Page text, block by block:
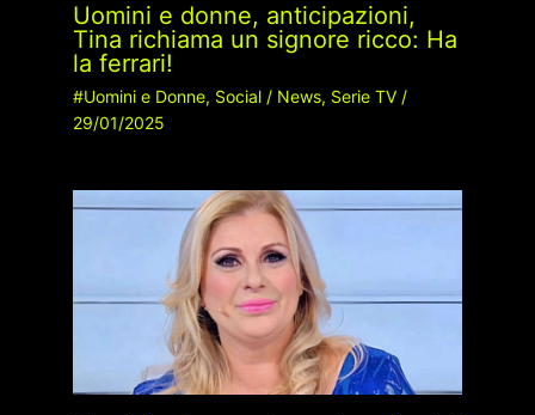
Uomini e donne, anticipazioni,
Tina richiama un signore ricco: Ha
la ferrari!
#Uomini e Donne, Social/ News, Serie TV/
29/01/2025